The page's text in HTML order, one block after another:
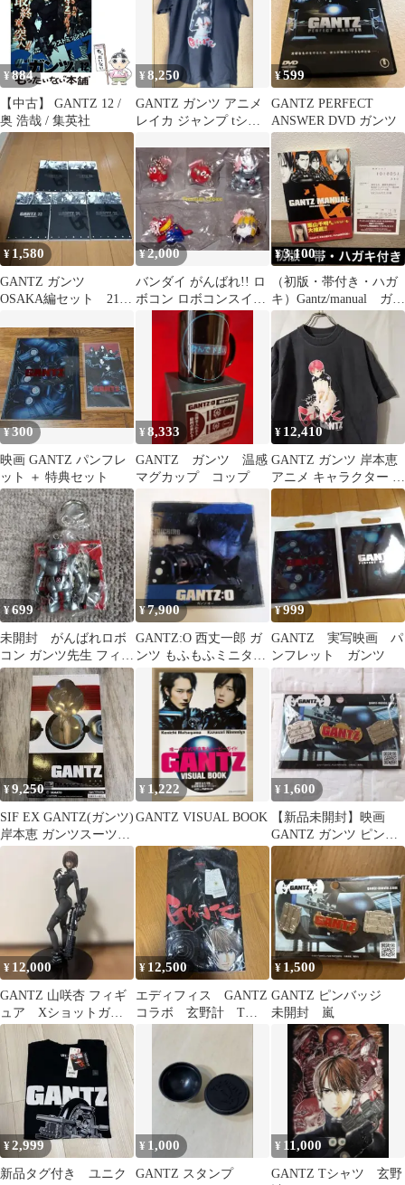
¥884
【中古】 GANTZ 12 /
奥 浩哉 / 集英社
¥8,250
GANTZ ガンツ アニメ
レイカ ジャンプ tシャ
¥599
GANTZ PERFECT
ANSWER DVD ガンツ
¥ 1,580
GANTZ ガンツ
OSAKA編セット 21
¥ 2,000
バンダイ がんばれ!! ロ
ボコン ロボコンスイン
¥3,100
（初版・帯付き・ハガ
キ）Gantz/manual ガン
ツ マニュアル
¥300
映画 GANTZ パンフレ
ット ＋ 特典セット
¥8,333
GANTZ ガンツ 温感
マグカップ コップ
¥ 12,410
GANTZ ガンツ 岸本恵
アニメ キャラクター T
シャツ ブラック
¥699
未開封 がんばれロボ
コン ガンツ先生 フィギ
ュアキーホルダー
¥7,900
GANTZ:O 西丈一郎 ガ
ンツ もふもふミニタオ
ル アニメ 映画
¥999
GANTZ 実写映画 パ
ンフレット ガンツ
¥9,250
SIF EX GANTZ(ガンツ)
岸本恵 ガンツスーツ
ver. 1/6
¥ 1,222
GANTZ VISUAL BOOK
¥ 1,600
【新品未開封】映画
GANTZ ガンツ ピンバ
ッジセット 二宮和也 松
山ケンイチ
¥ 12,000
GANTZ 山咲杏 フィギ
ュア Xショットガ
ン 杏
¥ 12,500
エディフィス GANTZ
コラボ 玄野計 Tシ
¥ 1,500
GANTZ ピンバッジ
未開封 嵐
¥2,999
新品タグ付き ユニク
¥ 1,000
GANTZ スタンプ
¥ 11,000
GANTZ Tシャツ 玄野